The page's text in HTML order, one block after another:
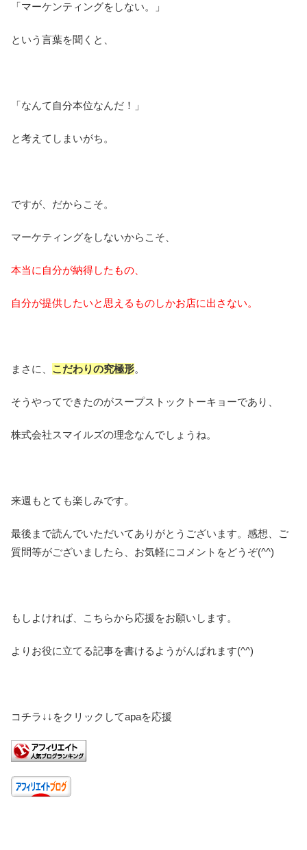
「マーケンティングをしない。」
という言葉を聞くと、
「なんて自分本位なんだ！」
と考えてしまいがち。
ですが、だからこそ。
マーケティングをしないからこそ、
本当に自分が納得したもの、
自分が提供したいと思えるものしかお店に出さない。
まさに、 こだわりの究極形。
そうやってできたのがスープストックトーキョーであり、
株式会社スマイルズの理念なんでしょうね。
来週もとても楽しみです。
最後まで読んでいただいてありがとうございます。感想、ご
質問等がございましたら、お気軽にコメントをどうぞ(^^)
もしよければ、こちらから応援をお願いします。
よりお役に立てる記事を書けるようがんばれます(^^)
コチラ↓↓をクリックしてapaを応援